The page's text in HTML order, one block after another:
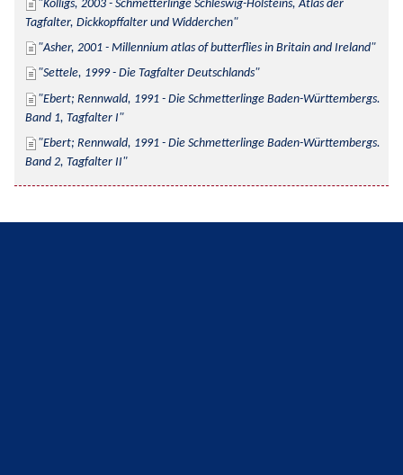
Kolligs, 2003 - Schmetterlinge Schleswig-Holsteins, Atlas der
Tagfalter, Dickkopffalter und Widderchen
Asher, 2001 - Millennium atlas of butterflies in Britain and Ireland
Settele, 1999 - Die Tagfalter Deutschlands
Ebert; Rennwald, 1991 - Die Schmetterlinge Baden-Württembergs.
Band 1, Tagfalter I
Ebert; Rennwald, 1991 - Die Schmetterlinge Baden-Württembergs.
Band 2, Tagfalter II